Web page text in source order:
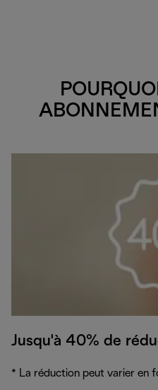
Jusqu'à 40% de
* La réduction peut varier en